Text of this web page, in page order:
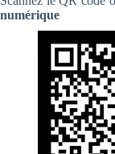
numérique